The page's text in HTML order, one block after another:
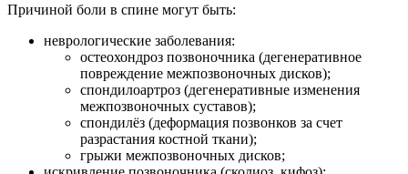
Причиной боли в спине могут быть:
неврологические заболевания:
остеохондроз позвоночника (дегенеративное
повреждение межпозвоночных дисков);
спондилоартроз (дегенеративные изменения
межпозвоночных суставов);
спондилёз (деформация позвонков за счет
разрастания костной ткани);
грыжи межпозвоночных дисков;